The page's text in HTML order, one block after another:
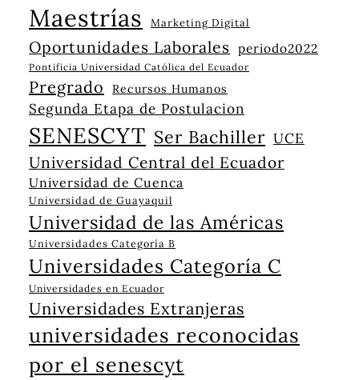
Maestrías Marketing Digital
Oportunidades Laborales periodo2022
Pontificia Universidad Católica del Ecuador
Pregrado Recursos Humanos
Segunda Etapa de Postulacion
SENESCYT Ser Bachiller UCE
Universidad Central del Ecuador
Universidad de Cuenca
Universidad de Guayaquil
Universidad de las Américas
Universidades Categoría B
Universidades Categoría C
Universidades en Ecuador
Universidades Extranjeras
universidades reconocidas
por el senescyt